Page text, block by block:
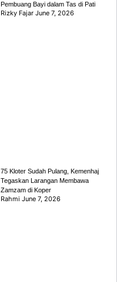
Pembuang Bayi dalam Tas di Pati
Rizky FajarJune 7, 2026
75 Kloter Sudah Pulang, Kemenhaj
Tegaskan Larangan Membawa
Zamzam di Koper
RahmiJune 7, 2026